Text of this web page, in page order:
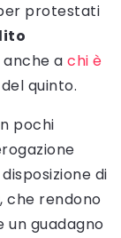
protestati
anche a chi è
quinto.
pochi
di
che rendono
un guadagno